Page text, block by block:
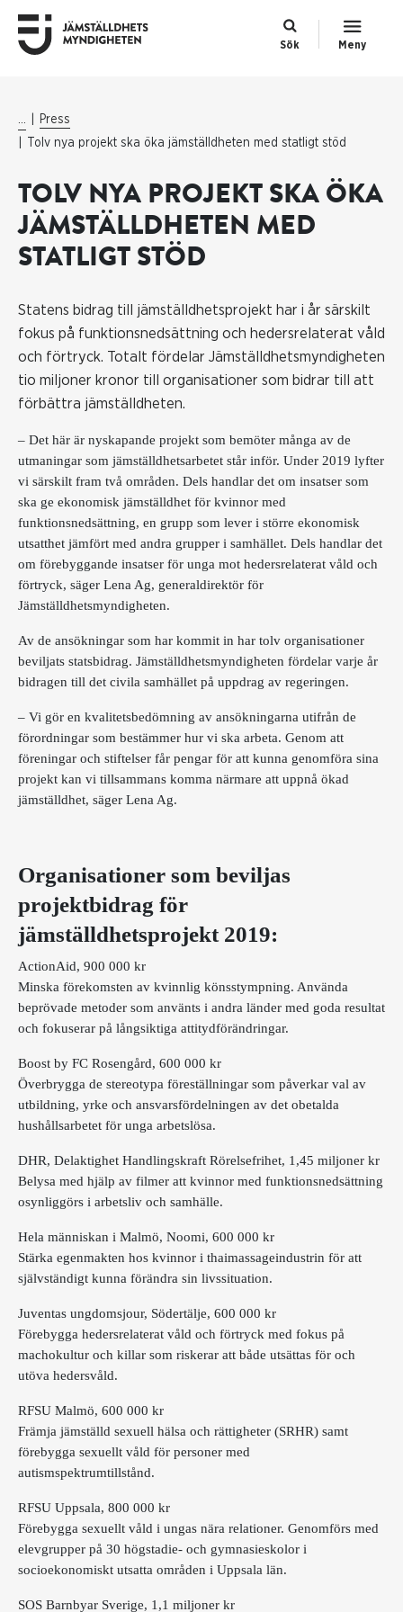
Sök Meny
...
Press
Tolv nya projekt ska öka jämställdheten med statligt stöd
TOLV NYA PROJEKT SKA ÖKA
JÄMSTÄLLDHETEN MED
STATLIGT STÖD
Statens bidrag till jämställdhetsprojekt har i år särskilt
fokus på funktionsnedsättning och hedersrelaterat våld
och förtryck. Totalt fördelar Jämställdhetsmyndigheten
tio miljoner kronor till organisationer som bidrar till att
förbättra jämställdheten.
– Det här är nyskapande projekt som bemöter många av de
utmaningar som jämställdhetsarbetet står inför. Under 2019 lyfter
vi särskilt fram två områden. Dels handlar det om insatser som
ska ge ekonomisk jämställdhet för kvinnor med
funktionsnedsättning, en grupp som lever i större ekonomisk
utsatthet jämfört med andra grupper i samhället. Dels handlar det
om förebyggande insatser för unga mot hedersrelaterat våld och
förtryck, säger Lena Ag, generaldirektör för
Jämställdhetsmyndigheten.
Av de ansökningar som har kommit in har tolv organisationer
beviljats statsbidrag. Jämställdhetsmyndigheten fördelar varje år
bidragen till det civila samhället på uppdrag av regeringen.
– Vi gör en kvalitetsbedömning av ansökningarna utifrån de
förordningar som bestämmer hur vi ska arbeta. Genom att
föreningar och stiftelser får pengar för att kunna genomföra sina
projekt kan vi tillsammans komma närmare att uppnå ökad
jämställdhet, säger Lena Ag.
Organisationer som beviljas
projektbidrag för
jämställdhetsprojekt 2019:
ActionAid, 900 000 kr
Minska förekomsten av kvinnlig könsstympning. Använda
beprövade metoder som använts i andra länder med goda resultat
och fokuserar på långsiktiga attitydförändringar.
Boost by FC Rosengård, 600 000 kr
Överbrygga de stereotypa föreställningar som påverkar val av
utbildning, yrke och ansvarsfördelningen av det obetalda
hushållsarbetet för unga arbetslösa.
DHR, Delaktighet Handlingskraft Rörelsefrihet, 1,45 miljoner kr
Belysa med hjälp av filmer att kvinnor med funktionsnedsättning
osynliggörs i arbetsliv och samhälle.
Hela människan i Malmö, Noomi, 600 000 kr
Stärka egenmakten hos kvinnor i thaimassageindustrin för att
självständigt kunna förändra sin livssituation.
Juventas ungdomsjour, Södertälje, 600 000 kr
Förebygga hedersrelaterat våld och förtryck med fokus på
machokultur och killar som riskerar att både utsättas för och
utöva hedersvåld.
RFSU Malmö, 600 000 kr
Främja jämställd sexuell hälsa och rättigheter (SRHR) samt
förebygga sexuellt våld för personer med
autismspektrumtillstånd.
RFSU Uppsala, 800 000 kr
Förebygga sexuellt våld i ungas nära relationer. Genomförs med
elevgrupper på 30 högstadie- och gymnasieskolor i
socioekonomiskt utsatta områden i Uppsala län.
SOS Barnbyar Sverige, 1,1 miljoner kr